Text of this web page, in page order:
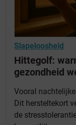
Slapeloosheid
Hittegolf:
gezondheid
Vooral
Dit hersteltekort
de